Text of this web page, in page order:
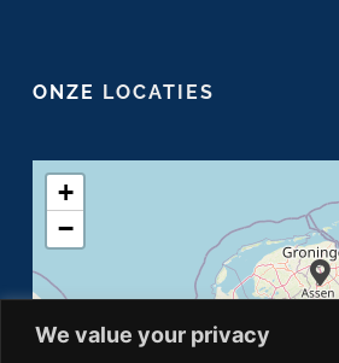
We value your privacy
ONZE LOCATIES
+
−